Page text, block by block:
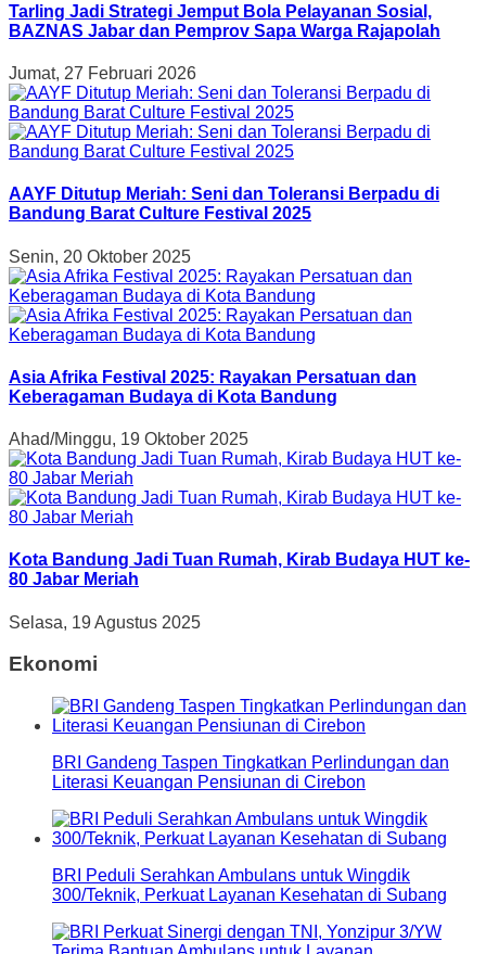
Tarling Jadi Strategi Jemput Bola Pelayanan Sosial,
BAZNAS Jabar dan Pemprov Sapa Warga Rajapolah
Jumat, 27 Februari 2026
AAYF Ditutup Meriah: Seni dan Toleransi Berpadu di
Bandung Barat Culture Festival 2025
Senin, 20 Oktober 2025
Asia Afrika Festival 2025: Rayakan Persatuan dan
Keberagaman Budaya di Kota Bandung
Ahad/Minggu, 19 Oktober 2025
Kota Bandung Jadi Tuan Rumah, Kirab Budaya HUT ke-
80 Jabar Meriah
Selasa, 19 Agustus 2025
Ekonomi
BRI Gandeng Taspen Tingkatkan Perlindungan dan
Literasi Keuangan Pensiunan di Cirebon
BRI Peduli Serahkan Ambulans untuk Wingdik
300/Teknik, Perkuat Layanan Kesehatan di Subang